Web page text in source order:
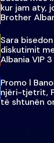
kur jam aty,
Brother
Sara
diskutimit
Albania VIP 3
Promo l
njëri-tjetrit,
të shtunën